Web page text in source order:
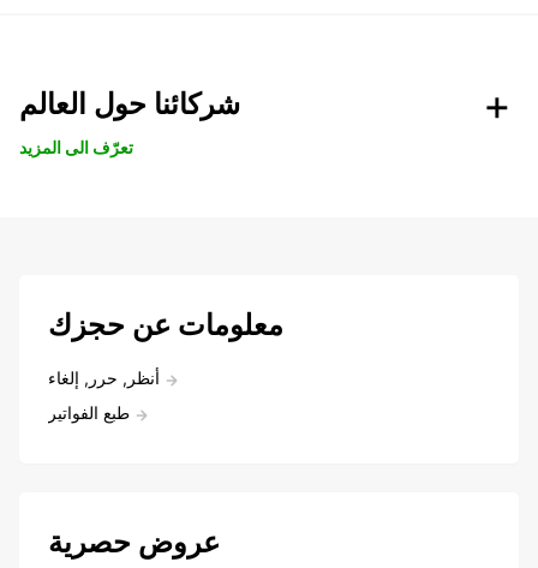
شركائنا حول العالم
تعرّف الى المزيد
معلومات عن حجزك
أنظر, حرر, إلغاء
طبع الفواتير
عروض حصرية